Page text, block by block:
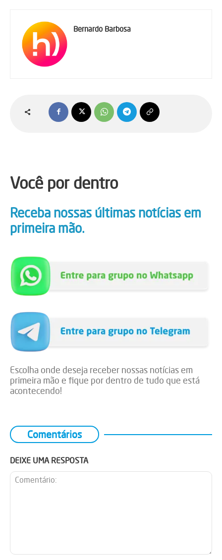
Bernardo Barbosa
Você por dentro
Receba nossas últimas notícias em
primeira mão.
Escolha onde deseja receber nossas notícias em
primeira mão e fique por dentro de tudo que está
acontecendo!
Comentários
DEIXE UMA RESPOSTA